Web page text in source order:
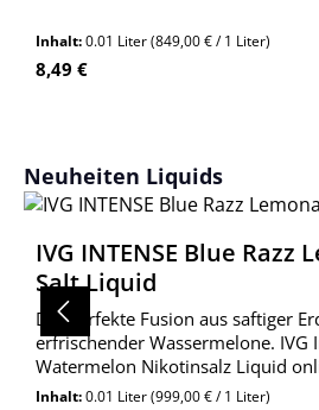
Inhalt:0.01 Liter(849,00 € / 1 Liter)
Regulärer Preis:
8,49 €
Produktgalerie überspringen
Neuheiten Liquids
IVG INTENSE Blue Razz
Salt Liquid
Die perfekte Fusion aus saftiger
erfrischender Wassermelone. IVG
Watermelon Nikotinsalz Liquid
Wolkengarage!
Inhalt:0.01 Liter(999,00 € / 1 Liter)